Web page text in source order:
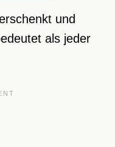
und
als jeder